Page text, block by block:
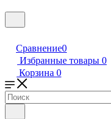
Сравнение0
Избранные товары 0
Корзина 0